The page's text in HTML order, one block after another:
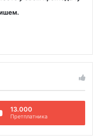
13.000
Претплатника